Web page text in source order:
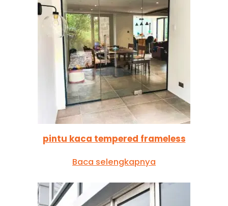
pintu kaca tempered frameless
Baca selengkapnya